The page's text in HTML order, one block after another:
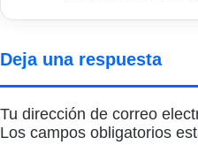
hogar
Deja una respuesta
Tu dirección de correo
Los campos obligatorios